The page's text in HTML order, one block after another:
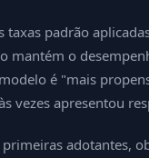
taxas padrão
mantém o
é "mais
vezes apresentou
adotantes,